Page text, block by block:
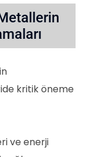
kritik öneme
ve enerji